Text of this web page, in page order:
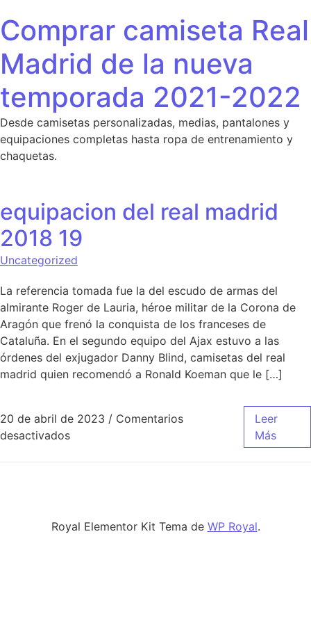
Comprar camiseta Real
Madrid de la nueva
temporada 2021-2022
Desde camisetas personalizadas, medias, pantalones y
equipaciones completas hasta ropa de entrenamiento y
chaquetas.
equipacion del real madrid
2018 19
Uncategorized
La referencia tomada fue la del escudo de armas del
almirante Roger de Lauria, héroe militar de la Corona de
Aragón que frenó la conquista de los franceses de
Cataluña. En el segundo equipo del Ajax estuvo a las
órdenes del exjugador Danny Blind, camisetas del real
madrid quien recomendó a Ronald Koeman que le […]
20 de abril de 2023 / Comentarios
desactivadosen equipacion del real madrid 2018 19
Leer
Más
Royal Elementor Kit Tema de WP Royal.